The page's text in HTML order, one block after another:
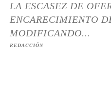
LA ESCASEZ DE
ENCARECIMIENTO
MODIFICANDO...
REDACCIÓN